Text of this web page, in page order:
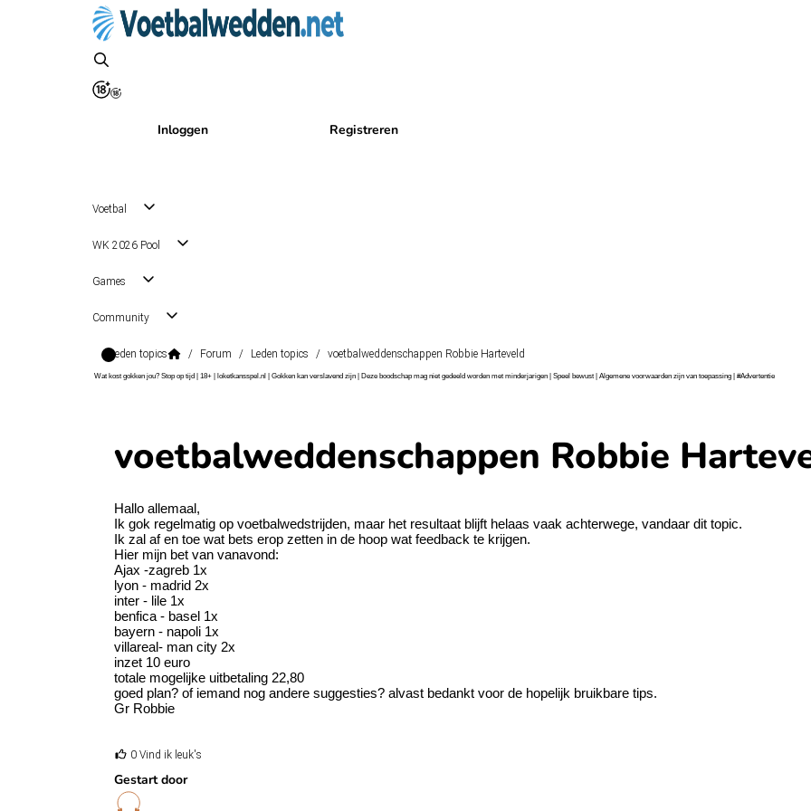
Inloggen Registreren
Voetbal
WK 2026 Pool
Games
Community
Leden topics / Forum / Leden topics / voetbalweddenschappen Robbie Harteveld
Wat kost gokken jou? Stop op tijd | 18+ | loketkansspel.nl | Gokken kan verslavend zijn | Deze boodschap mag niet gedeeld worden met minderjarigen | Speel bewust | Algemene voorwaarden zijn van toepassing | #Advertentie
voetbalweddenschappen Robbie
Hallo allemaal,
Ik gok regelmatig op voetbalwedstrijden, maar het resultaat blijft helaas vaak achterwege, vandaar dit topic.
Ik zal af en toe wat bets erop zetten in de hoop wat feedback te krijgen.
Hier mijn bet van vanavond:
Ajax -zagreb 1x
lyon - madrid 2x
inter - lile 1x
benfica - basel 1x
bayern - napoli 1x
villareal- man city 2x
inzet 10 euro
totale mogelijke uitbetaling 22,80
goed plan? of iemand nog andere suggesties? alvast bedankt voor de hopelijk bruikbare tips.
Gr Robbie
0 Vind ik leuk's
Gestart door